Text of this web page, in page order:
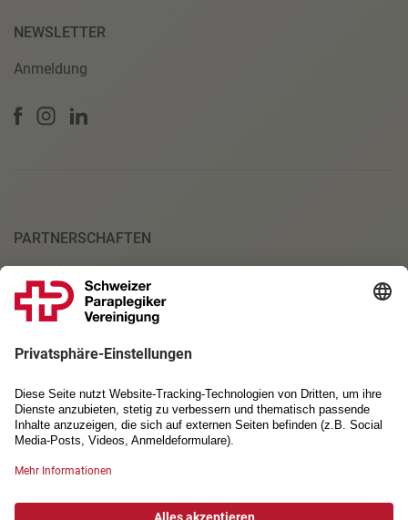
NEWSLETTER
Anmeldung
PARTNERSCHAFTEN